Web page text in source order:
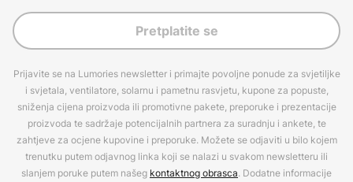
Pretplatite se
Prijavite se na Lumories newsletter i primajte povoljne ponude za svjetiljke
i svjetala, ventilatore, solarnu i pametnu rasvjetu, kupone za popuste,
sniženja cijena proizvoda ili promotivne pakete, preporuke i prezentacije
proizvoda te sadržaje potencijalnih partnera za suradnju i ankete, te
zahtjeve za ocjene kupovine i preporuke. Možete se odjaviti u bilo kojem
trenutku putem odjavnog linka koji se nalazi u svakom newsletteru ili
slanjem poruke putem našeg kontaktnog obrasca. Dodatne informacije